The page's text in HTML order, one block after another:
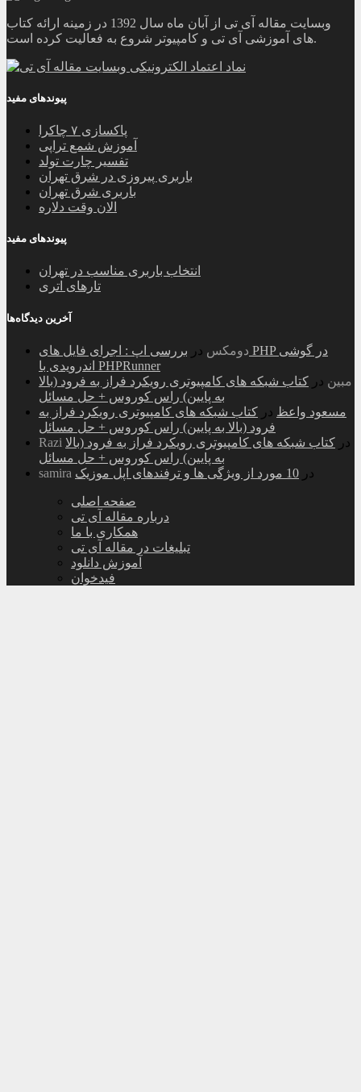
وبسایت مقاله آی تی از آبان ماه سال 1392 در زمینه ارائه کتاب
های آموزشی آی تی و کامپیوتر شروع به فعالیت کرده است.
پیوندهای مفید
پاکسازی ۷ چاکرا
آموزش شمع تراپی
تفسیر چارت تولد
باربری پیروزی در شرق تهران
باربری شرق تهران
الان وقت دلاره
پیوندهای مفید
انتخاب باربری مناسب در تهران
تارهای اتری
آخرین دیدگاه‌ها
دومکس در بررسی اپ : اجرای فایل های PHP در گوشی
اندرویدی با PHPRunner
مبین در کتاب شبکه های کامپیوتری رویکرد فراز به فرود (بالا
به پایین) راس کوروس + حل مسائل
مسعود واعظ در کتاب شبکه های کامپیوتری رویکرد فراز به
فرود (بالا به پایین) راس کوروس + حل مسائل
Razi
در کتاب شبکه های کامپیوتری رویکرد فراز به فرود (بالا
به پایین) راس کوروس + حل مسائل
samira
در 10 مورد از ویژگی ها و ترفندهای اپل موزیک
صفحه اصلی
درباره مقاله آی تی
همکاری با ما
تبلیغات در مقاله آی تی
آموزش دانلود
فیدخوان